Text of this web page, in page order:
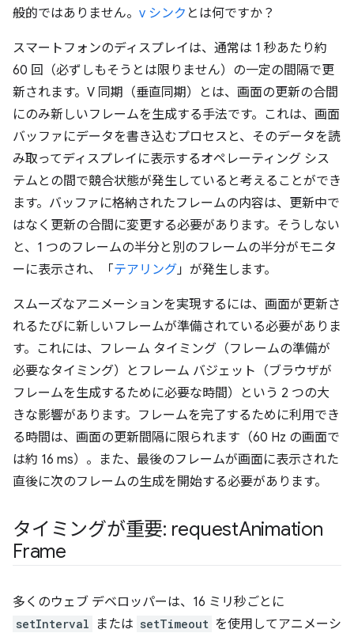
般的ではありません。 v シンク とは何ですか？
スマートフォンのディスプレイは、通常は 1 秒あたり約
60 回（必ずしもそうとは限りません）の一定の間隔で更
新されます。V 同期（垂直同期）とは、画面の更新の合間
にのみ新しいフレームを生成する手法です。これは、画面
バッファにデータを書き込むプロセスと、そのデータを読
み取ってディスプレイに表示するオペレーティング シス
テムとの間で競合状態が発生していると考えることができ
ます。バッファに格納されたフレームの内容は、更新中で
はなく更新の合間に変更する必要があります。そうしない
と、1 つのフレームの半分と別のフレームの半分がモニタ
ーに表示され、「 テアリング」が発生します。
スムーズなアニメーションを実現するには、画面が更新さ
れるたびに新しいフレームが準備されている必要がありま
す。これには、フレーム タイミング（フレームの準備が
必要なタイミング）とフレーム バジェット（ブラウザが
フレームを生成するために必要な時間）という 2 つの大
きな影響があります。フレームを完了するために利用でき
る時間は、画面の更新間隔に限られます（60 Hz の画面で
は約 16 ms）。また、最後のフレームが画面に表示された
直後に次のフレームの生成を開始する必要があります。
タイミングが重要: requestAnimation
Frame
多くのウェブ デベロッパーは、16 ミリ秒ごとに
setInterval または setTimeout を使用してアニメーシ